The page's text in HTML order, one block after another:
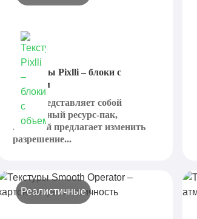
Текстуры Pixlli – блоки с
объемом
Pixlli представляет собой
интересный ресурс-пак,
который предлагает изменить
разрешение...
Реалистичные